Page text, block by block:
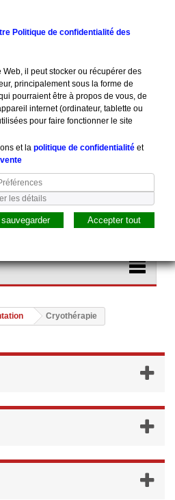
Cryothérapie
Politique de confidentialité des
Web, il peut stocker ou récupérer des
principalement sous la forme de
pourraient être à propos de vous, de
internet (ordinateur, tablette ou
pour faire fonctionner le site
et lapolitique de confidentialité et
les détails
Accepter tout
sauvegarder